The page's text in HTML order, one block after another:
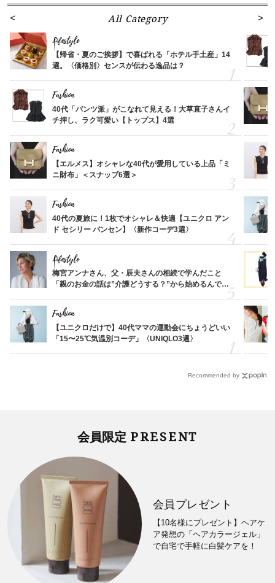
All Category
Lifestyle
【帰省・夏のご挨拶】で喜ばれる「ホテル手土産」14
選。〈価格別〉センスが伝わる逸品は？
Fashion
40代「パンツ派」がこなれて見える！大草直子さんイ
チ押し、ラク可愛い【トップス】4選
Fashion
【エルメス】オシャレな40代が愛用している上品「ミ
ニ財布」＜スナップ6選＞
Fashion
40代の夏旅に！1枚でオシャレ＆快適【ユニクロ アン
ド セシリー バンセン】〈新作コーデ3選〉
Lifestyle
梅宮アンナさん、父・辰夫さんの相続で学んだこと
「親のお金の話は”介護どうする？”から始めるんで
Fashion
【ユニクロだけで】40代ママの運動会にちょうどいい
「15〜25℃気温別コーデ」〈UNIQLO3選〉
Recommended by
会員限定 PRESENT
会員プレゼント
【10名様にプレゼント】ヘアケ
ア発想の「ヘアカラージェル」
で自宅で手軽に白髪ケアを！